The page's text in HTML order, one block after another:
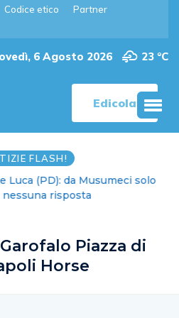
Codice etico
Partner
6 Agosto 2026 23 °C
Edicola
FLASH!
Luca (PD): da Musumeci solo
nessuna risposta
Piazza di
Horse